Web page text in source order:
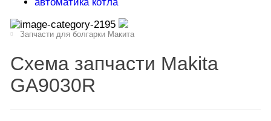
Запчасти для болгарки Макита
Схема запчасти Makita
GA9030R